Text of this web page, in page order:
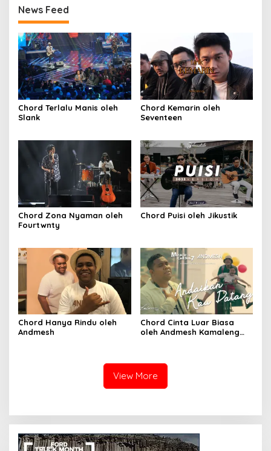
News Feed
Chord Terlalu Manis oleh
Slank
Chord Kemarin oleh
Seventeen
Chord Zona Nyaman oleh
Fourtwnty
Chord Puisi oleh Jikustik
Chord Hanya Rindu oleh
Andmesh
Chord Cinta Luar Biasa
oleh Andmesh Kamaleng
View More